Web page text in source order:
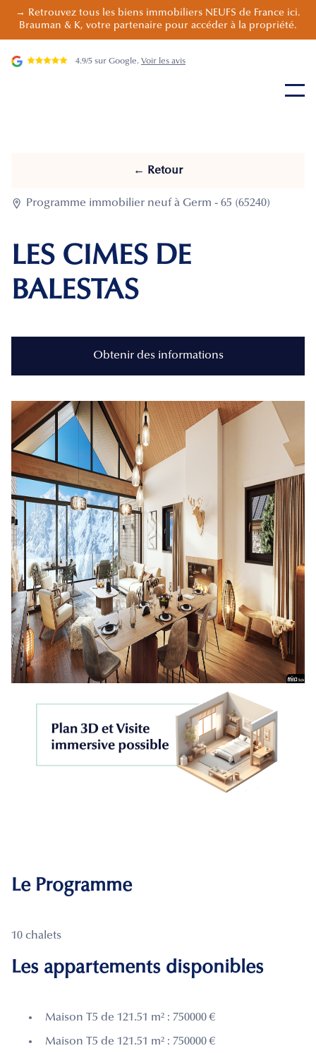
→ Retrouvez tous les biens immobiliers NEUFS de France ici.
Brauman & K, votre partenaire pour accéder à la propriété.
4.9/5 sur Google. Voir les avis
← Retour
 Programme immobilier neuf à Germ - 65 (65240)
LES CIMES DE
BALESTAS
Obtenir des informations
Le Programme
10 chalets
Les appartements disponibles
Maison T5 de 121.51 m² : 750000 €
Maison T5 de 121.51 m² : 750000 €